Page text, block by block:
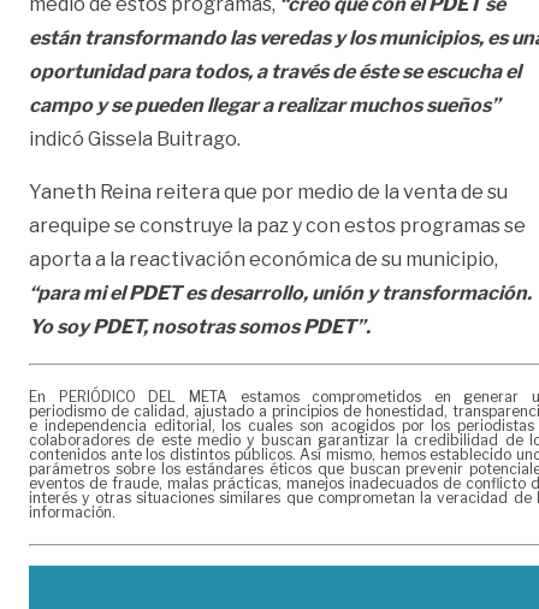
están transformando las veredas y los municipios, es
oportunidad para todos, a través de éste se escucha el
campo y se pueden llegar a realizar muchos sueños”
indicó Gissela Buitrago.
Yaneth Reina reitera que por medio de la venta de su
arequipe se construye la paz y con estos programas se
aporta a la reactivación económica de su municipio,
“para mi el PDET es desarrollo, unión y transformación.
Yo soy PDET, nosotras somos PDET”.
En PERIÓDICO DEL META estamos comprometidos en generar
periodismo de calidad, ajustado a principios de honestidad,
e independencia editorial, los cuales son acogidos por los periodistas
colaboradores de este medio y buscan garantizar la credibilidad de
contenidos ante los distintos públicos. Así mismo, hemos establecido
parámetros sobre los estándares éticos que buscan prevenir
eventos de fraude, malas prácticas, manejos inadecuados de conflicto
interés y otras situaciones similares que comprometan la veracidad de
información.